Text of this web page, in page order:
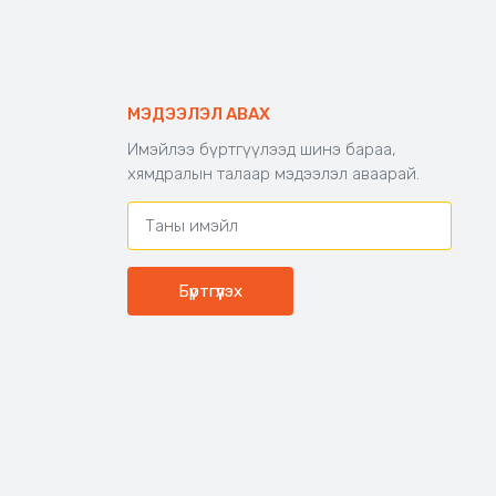
МЭДЭЭЛЭЛ АВАХ
Имэйлээ бүртгүүлээд шинэ бараа,
хямдралын талаар мэдээлэл аваарай.
Бүртгүүлэх